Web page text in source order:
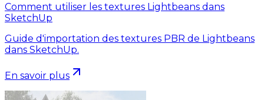
Comment utiliser les textures Lightbeans dans
SketchUp
Guide d'importation des textures PBR de Lightbeans
dans SketchUp.
En savoir plus